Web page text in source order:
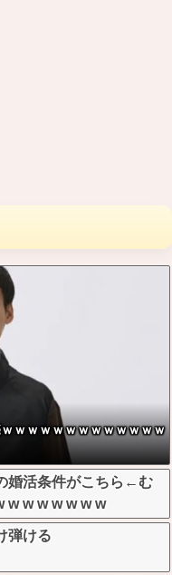
ｗｗｗｗｗｗｗｗｗｗｗｗ
婚活条件がこちら←む
w w w w w w w
弾ける